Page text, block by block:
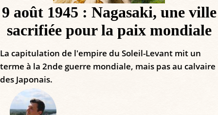
9 août 1945 : Nagasaki, une ville
sacrifiée pour la paix mondiale
La capitulation de l'empire du Soleil-Levant mit un
terme à la 2nde guerre mondiale, mais pas au calvaire
des Japonais.